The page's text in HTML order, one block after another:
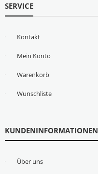
SERVICE
Kontakt
Mein Konto
Warenkorb
Wunschliste
KUNDENINFORMATIONEN
Über uns